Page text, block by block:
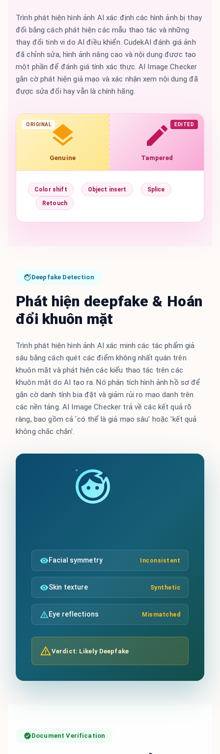
ORIGINAL
Genuine
EDITED
Tampered
Color shift Object insert
Splice
Retouch
Trình phát hiện hình ảnh AI xác định các hình ảnh bị thay
đổi bằng cách phát hiện các mẫu thao tác và những
thay đổi tinh vi do AI điều khiển. CudekAI đánh giá ảnh
đã chỉnh sửa, hình ảnh nâng cao và nội dung được tạo
một phần để đánh giá tính xác thực. AI Image Checker
gắn cờ phát hiện giả mạo và xác nhận xem nội dung đã
được sửa đổi hay vẫn là chính hãng.
Deepfake Detection
Phát hiện deepfake & Hoán
đổi khuôn mặt
Trình phát hiện hình ảnh AI xác minh các tác phẩm giả
sâu bằng cách quét các điểm không nhất quán trên
khuôn mặt và phát hiện các kiểu thao tác trên các
khuôn mặt do AI tạo ra. Nó phân tích hình ảnh hồ sơ để
gắn cờ danh tính bịa đặt và giảm rủi ro mạo danh trên
các nền tảng. AI Image Checker trả về các kết quả rõ
ràng, bao gồm cả 'có thể là giả mạo sâu' hoặc 'kết quả
không chắc chắn'.
Facial symmetry Inconsistent
Skin texture Synthetic
Eye reflections Mismatched
Verdict: Likely Deepfake
Document Verification